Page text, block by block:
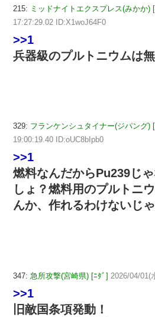
215: ミッドナイトエクスプレス(みかか)
17:27:29.02 ID:X1woJ64F0
>>1
兵器級のプルトニウムは無
329: フランケンシュタイナー(ジパング)
19:00:19.40 ID:oUC8bIpb0
>>1
燃料なんだからPu239じ
しょ？燃料用のプルトニ
んか、作れるわけないじゃ
347: 急所攻撃(宮崎県) [ﾆﾀﾞ] 2026/04/01(
>>1
旧敵国条項発動！